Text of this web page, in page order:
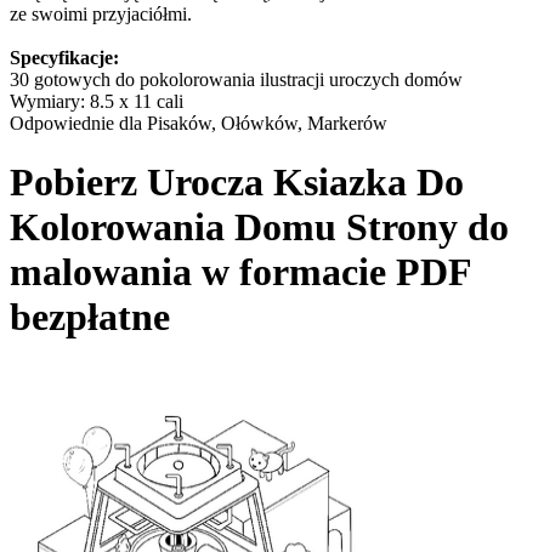
ze swoimi przyjaciółmi.
Specyfikacje:
30 gotowych do pokolorowania ilustracji uroczych domów
Wymiary: 8.5 x 11 cali
Odpowiednie dla Pisaków, Ołówków, Markerów
Pobierz Urocza Ksiazka Do
Kolorowania Domu Strony do
malowania w formacie PDF
bezpłatne